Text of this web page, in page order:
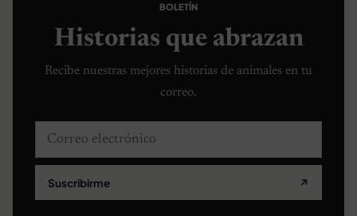
BOLETÍN
Historias que abrazan
Recibe nuestras mejores historias de animales en tu
correo.
Correo electrónico
Suscribirme ↗